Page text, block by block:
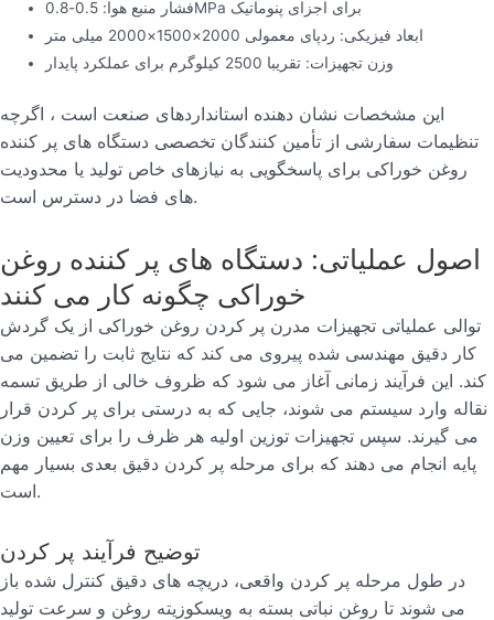
فشار منبع هوا: 0.5-0.8MPa برای اجزای پنوماتیک
ابعاد فیزیکی: ردپای معمولی 2000×1500×2000 میلی متر
وزن تجهیزات: تقریبا 2500 کیلوگرم برای عملکرد پایدار
این مشخصات نشان دهنده استانداردهای صنعت است ، اگرچه
تنظیمات سفارشی از تأمین کنندگان تخصصی دستگاه های پر کننده
روغن خوراکی برای پاسخگویی به نیازهای خاص تولید یا محدودیت
های فضا در دسترس است.
اصول عملیاتی: دستگاه های پر کننده روغن
خوراکی چگونه کار می کنند
توالی عملیاتی تجهیزات مدرن پر کردن روغن خوراکی از یک گردش
کار دقیق مهندسی شده پیروی می کند که نتایج ثابت را تضمین می
کند. این فرآیند زمانی آغاز می شود که ظروف خالی از طریق تسمه
نقاله وارد سیستم می شوند، جایی که به درستی برای پر کردن قرار
می گیرند. سپس تجهیزات توزین اولیه هر ظرف را برای تعیین وزن
پایه انجام می دهند که برای مرحله پر کردن دقیق بعدی بسیار مهم
است.
توضیح فرآیند پر کردن
در طول مرحله پر کردن واقعی، دریچه های دقیق کنترل شده باز
می شوند تا روغن نباتی بسته به ویسکوزیته روغن و سرعت تولید